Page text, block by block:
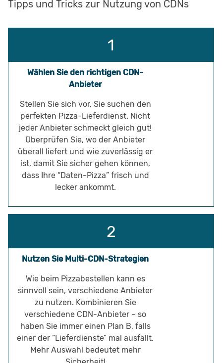
Tipps und Tricks zur Nutzung von CDNs
Wählen Sie den richtigen CDN-
Anbieter
Stellen Sie sich vor, Sie suchen den
perfekten Pizza-Lieferdienst. Nicht
jeder Anbieter schmeckt gleich gut!
Überprüfen Sie, wo der Anbieter
überall liefert und wie zuverlässig er
ist, damit Sie sicher gehen können,
dass Ihre “Daten-Pizza” frisch und
lecker ankommt.
Nutzen Sie Multi-CDN-Strategien
Wie beim Pizzabestellen kann es
sinnvoll sein, verschiedene Anbieter
zu nutzen. Kombinieren Sie
verschiedene CDN-Anbieter – so
haben Sie immer einen Plan B, falls
einer der “Lieferdienste” mal ausfällt.
Mehr Auswahl bedeutet mehr